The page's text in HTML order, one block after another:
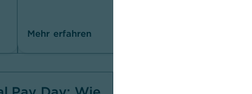
Mehr erfahren